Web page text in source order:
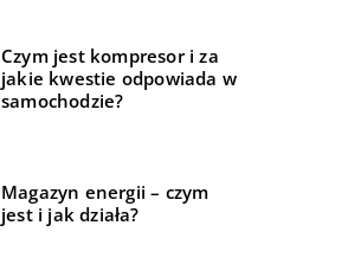
Czym jest kompresor i za
jakie kwestie odpowiada w
samochodzie?
Magazyn energii – czym
jest i jak działa?